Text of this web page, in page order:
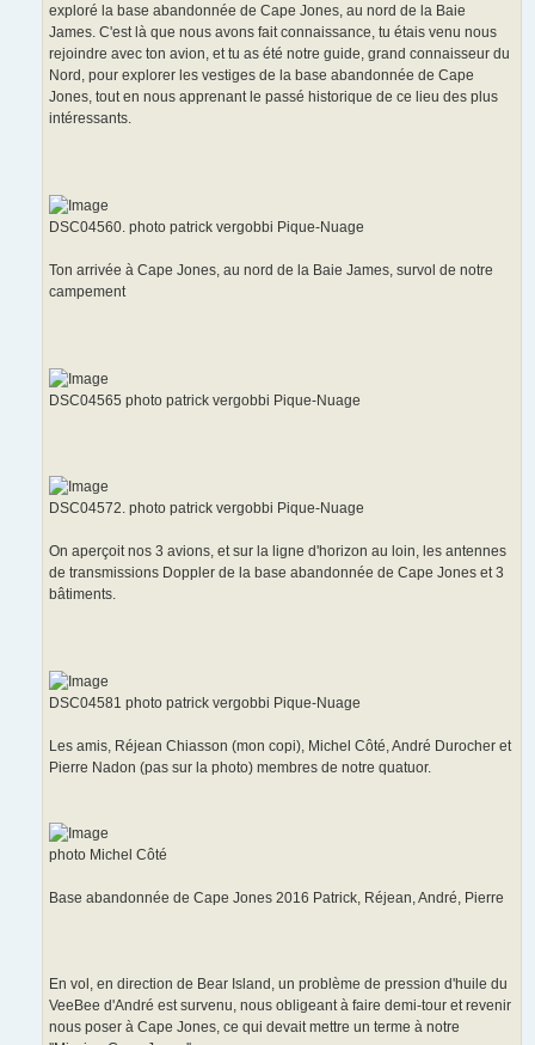
exploré la base abandonnée de Cape Jones, au nord de la Baie
James. C'est là que nous avons fait connaissance, tu étais venu nous
rejoindre avec ton avion, et tu as été notre guide, grand connaisseur du
Nord, pour explorer les vestiges de la base abandonnée de Cape
Jones, tout en nous apprenant le passé historique de ce lieu des plus
intéressants.
DSC04560. photo patrick vergobbi Pique-Nuage
Ton arrivée à Cape Jones, au nord de la Baie James, survol de notre
campement
DSC04565 photo patrick vergobbi Pique-Nuage
DSC04572. photo patrick vergobbi Pique-Nuage
On aperçoit nos 3 avions, et sur la ligne d'horizon au loin, les antennes
de transmissions Doppler de la base abandonnée de Cape Jones et 3
bâtiments.
DSC04581 photo patrick vergobbi Pique-Nuage
Les amis, Réjean Chiasson (mon copi), Michel Côté, André Durocher et
Pierre Nadon (pas sur la photo) membres de notre quatuor.
photo Michel Côté
Base abandonnée de Cape Jones 2016 Patrick, Réjean, André, Pierre
En vol, en direction de Bear Island, un problème de pression d'huile du
VeeBee d'André est survenu, nous obligeant à faire demi-tour et revenir
nous poser à Cape Jones, ce qui devait mettre un terme à notre